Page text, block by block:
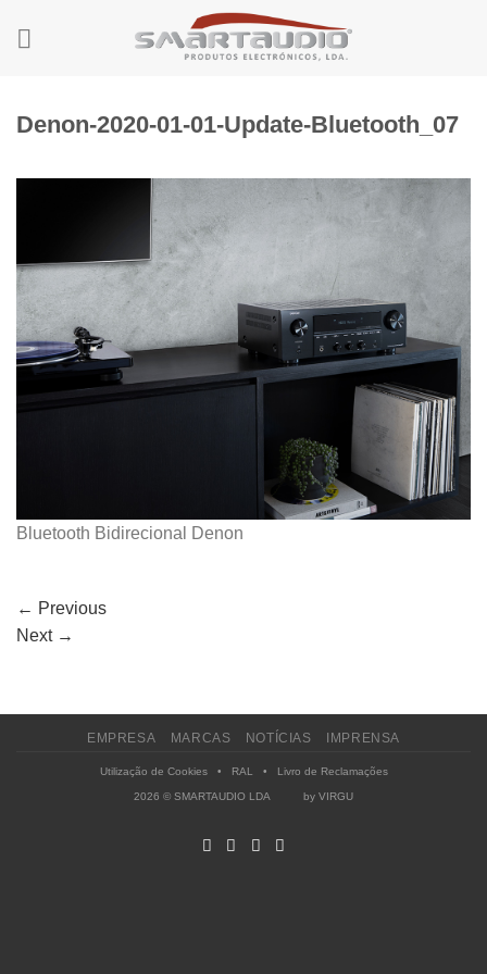
Denon-2020-01-01-Update-Bluetooth_07
Bluetooth Bidirecional Denon
← Previous
Next →
EMPRESA MARCAS NOTÍCIAS IMPRENSA
Utilização de Cookies• RAL • Livro de Reclamações
2026 © SMARTAUDIO LDA by VIRGU